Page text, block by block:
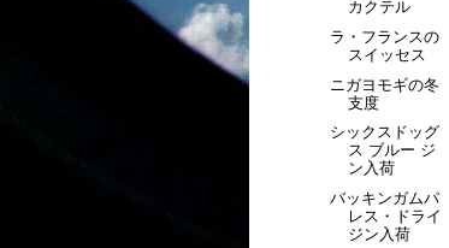
カクテル
ラ・フランスの
スイッセス
ニガヨモギの冬
支度
シックスドッグ
ス ブルー ジ
ン入荷
バッキンガムパ
レス・ドライ
ジン入荷